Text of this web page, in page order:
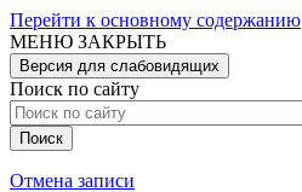
Перейти к основному содержанию
МЕНЮ ЗАКРЫТЬ
Версия для слабовидящих
Поиск по сайту
Отмена записи